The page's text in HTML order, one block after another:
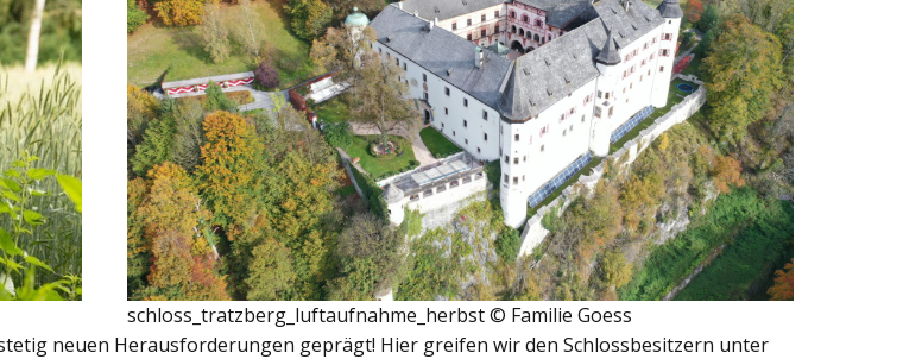
schloss_tratzberg_luftaufnahme_herbst © Familie Goess
neuen Herausforderungen geprägt! Hier greifen wir den Schlossbesitzern unter